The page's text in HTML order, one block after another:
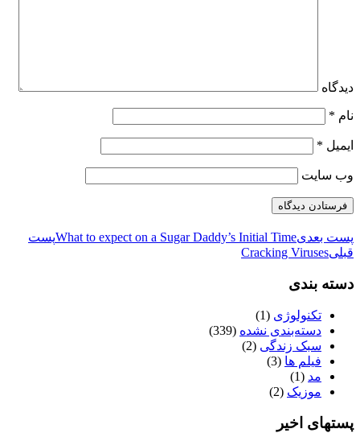
دیدگاه
نام *
ایمیل *
وب‌ سایت
پست بعدیWhat to expect on a Sugar Daddy’s Initial Timeپست
قبلیCracking Viruses
دسته بندی
تکنولوژی (1)
دسته‌بندی نشده (339)
سبک زندگی (2)
فیلم ها (3)
مد (1)
موزیک (2)
پستهای اخیر